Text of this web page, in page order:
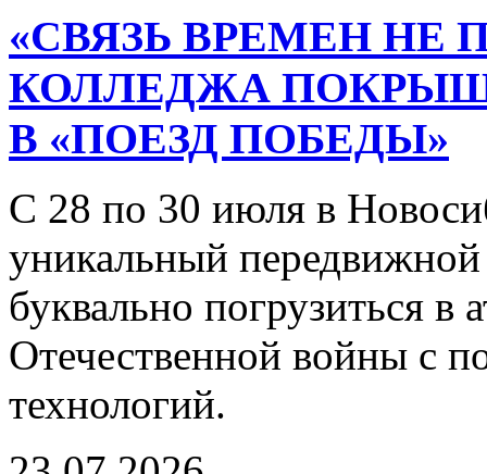
«СВЯЗЬ ВРЕМЕН НЕ
КОЛЛЕДЖА
В «ПОЕЗД ПОБЕДЫ»
С 28 по 30 июля в
уникальный
буквально погрузиться
Отечественной войны с
технологий.